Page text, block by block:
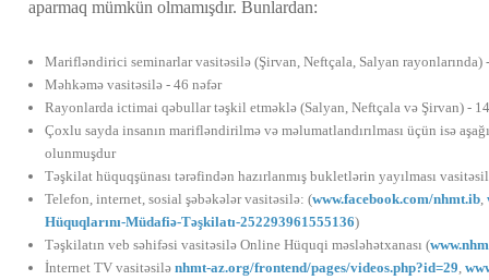
aparmaq mümkün olmamışdır. Bunlardan:
Marifləndirici seminarlar vasitəsilə (Şirvan, Neftçala, Salyan rayonlarında)
Məhkəmə vasitəsilə - 46 nəfər
Rayonlarda ictimai qəbullar təşkil etməklə (Salyan, Neftçala və Şirvan) -
Çoxlu sayda insanın marifləndirilmə və məlumatlandırılması üçün isə
olunmuşdur
Təşkilat hüquqşünası tərəfindən hazırlanmış bukletlərin yayılması
Telefon, internet, sosial şəbəkələr vasitəsilə: (www.facebook.com/nhmt.ib
Hüquqlarını-Müdafiə-Təşkilatı-252293961555136)
Təşkilatın veb səhifəsi vasitəsilə Online Hüquqi məsləhətxanası (
İnternet TV vasitəsilə nhmt-az.org/frontend/pages/videos.php?id=29